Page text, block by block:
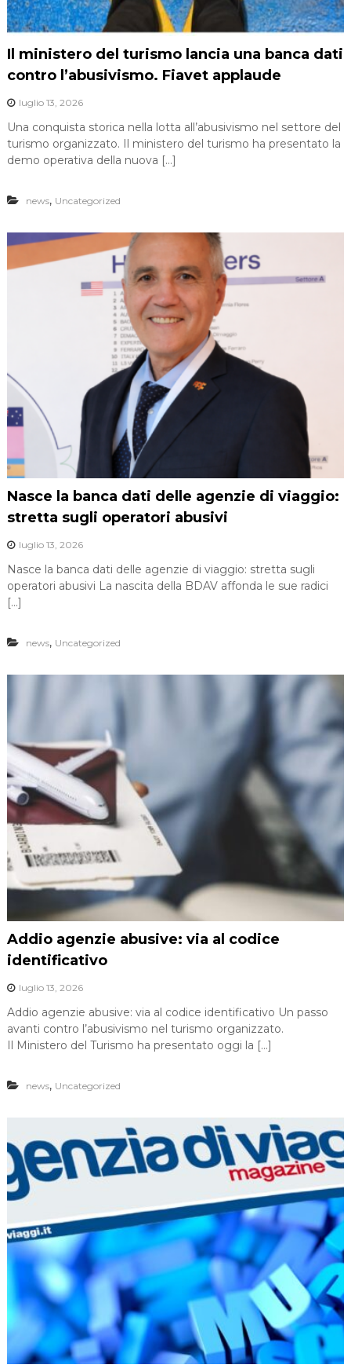
Il ministero del turismo lancia una banca dati
contro l’abusivismo. Fiavet applaude
luglio 13, 2026
Una conquista storica nella lotta all’abusivismo nel settore del
turismo organizzato. Il ministero del turismo ha presentato la
demo operativa della nuova […]
news, Uncategorized
Nasce la banca dati delle agenzie di viaggio:
stretta sugli operatori abusivi
luglio 13, 2026
Nasce la banca dati delle agenzie di viaggio: stretta sugli
operatori abusivi La nascita della BDAV affonda le sue radici
[…]
news, Uncategorized
Addio agenzie abusive: via al codice
identificativo
luglio 13, 2026
Addio agenzie abusive: via al codice identificativo Un passo
avanti contro l’abusivismo nel turismo organizzato.
Il Ministero del Turismo ha presentato oggi la […]
news, Uncategorized